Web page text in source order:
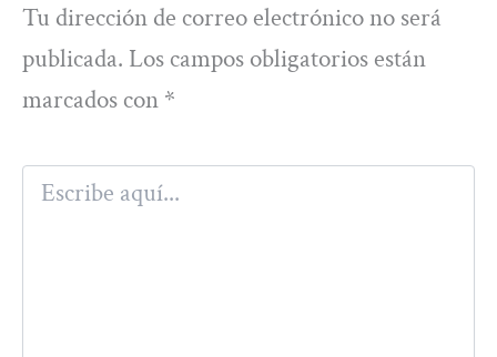
Tu dirección de correo electrónico no será
publicada. Los campos obligatorios están
marcados con *
Escribe
aquí...